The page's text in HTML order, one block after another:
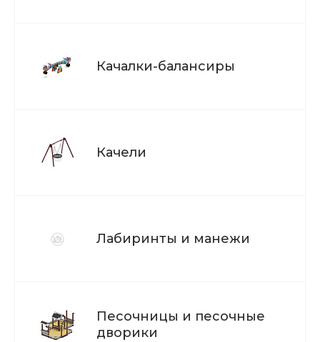
Качалки-балансиры
Качели
Лабиринты и манежи
Песочницы и песочные
дворики